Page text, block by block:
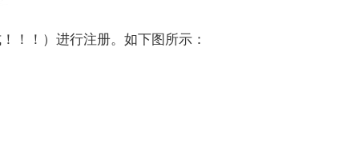
！！）进行注册。如下图所示：